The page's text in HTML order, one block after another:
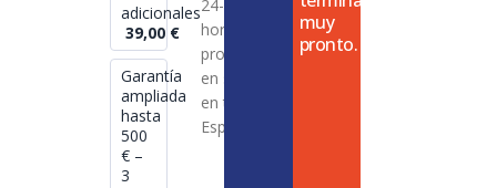
adicionales
39,00 €
Garantía
ampliada
hasta
500
€ –
3
24-72
horas en
productos
en stock
en toda
España
muy
pronto.